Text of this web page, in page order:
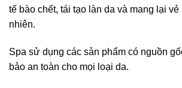
tế bào chết, tái tạo làn da và mang lại
nhiên.
Spa sử dụng các sản phẩm có nguồn
bảo an toàn cho mọi loại da.